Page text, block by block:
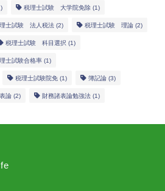
税理士試験 大学院免除 (1)
士試験 法人税法 (2) 税理士試験 理論 (2)
税理士試験 科目選択 (1)
士試験合格率 (1)
税理士試験院免 (1) 簿記論 (3)
論 (2) 財務諸表論勉強法 (1)